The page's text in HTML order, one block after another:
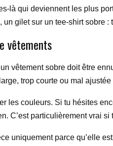
là qui deviennent les plus
gilet sur un tee-shirt sobre
vêtements
vêtement sobre doit être
trop courte ou mal
les couleurs. Si tu hésites
C’est particulièrement vrai
uniquement parce qu’elle